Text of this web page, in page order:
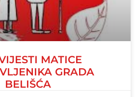
MATICE
GRADA
BELIŠĆA